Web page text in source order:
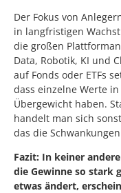
Der Fokus von
in langfristigen
die großen
Data, Robotik, KI und
auf Fonds oder ETFs
dass einzelne Werte
Übergewicht haben.
handelt man sich
das die
Fazit: In keiner
die Gewinne so stark
etwas ändert,